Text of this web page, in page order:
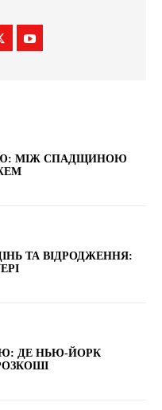
МІЖ СПАДЩИНОЮ
ТА ВІДРОДЖЕННЯ:
ДЕ НЬЮ-ЙОРК